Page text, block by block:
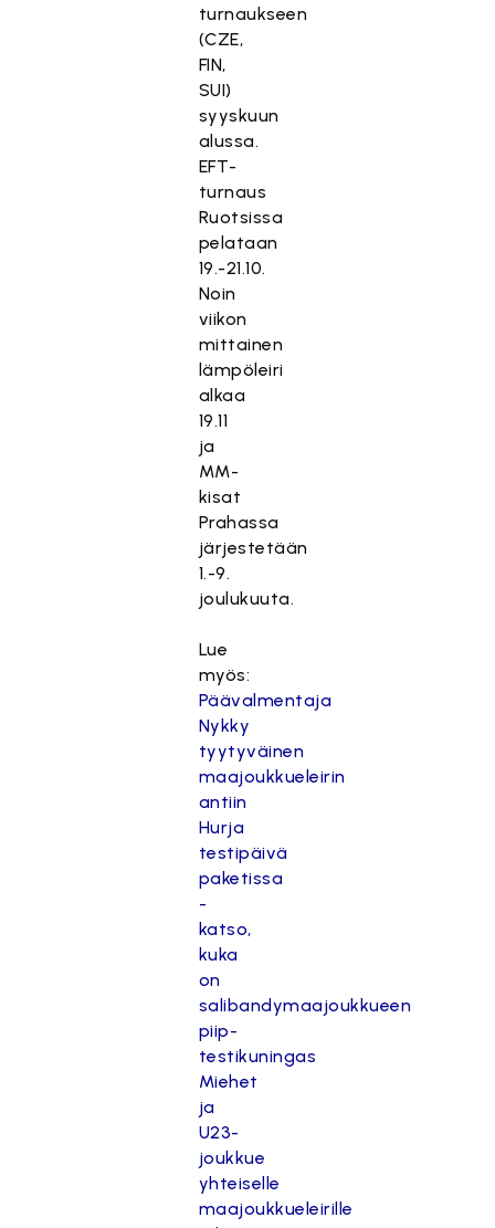
turnaukseen
(CZE,
FIN,
SUI)
syyskuun
alussa.
EFT-
turnaus
Ruotsissa
pelataan
19.-21.10.
Noin
viikon
mittainen
lämpöleiri
alkaa
19.11
ja
MM-
kisat
Prahassa
järjestetään
1.-9.
joulukuuta.
Lue
myös:
Päävalmentaja
Nykky
tyytyväinen
maajoukkueleirin
antiin
Hurja
testipäivä
paketissa
-
katso,
kuka
on
salibandymaajoukkueen
piip-
testikuningas
Miehet
ja
U23-
joukkue
yhteiselle
maajoukkueleirille